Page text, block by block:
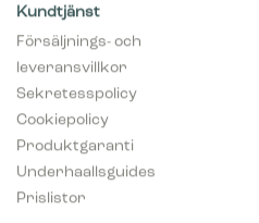
Kundtjänst
Försäljnings- och
leveransvillkor
Sekretesspolicy
Cookiepolicy
Produktgaranti
Underhaallsguides
Prislistor